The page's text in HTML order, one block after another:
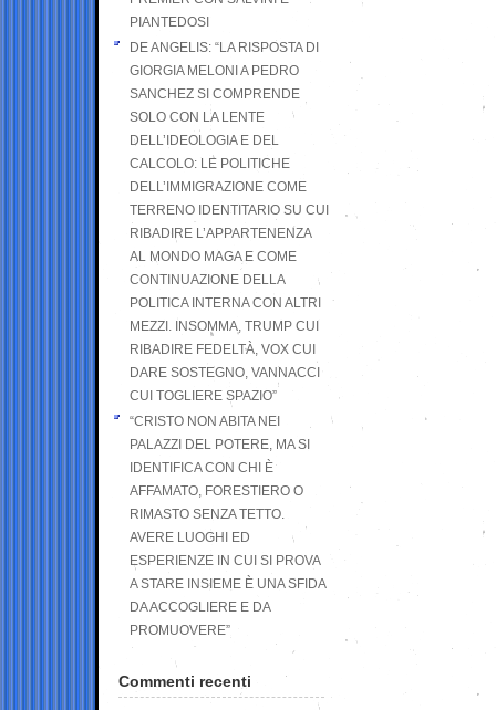
PIANTEDOSI
DE ANGELIS: “LA RISPOSTA DI
GIORGIA MELONI A PEDRO
SANCHEZ SI COMPRENDE
SOLO CON LA LENTE
DELL’IDEOLOGIA E DEL
CALCOLO: LE POLITICHE
DELL’IMMIGRAZIONE COME
TERRENO IDENTITARIO SU CUI
RIBADIRE L’APPARTENENZA
AL MONDO MAGA E COME
CONTINUAZIONE DELLA
POLITICA INTERNA CON ALTRI
MEZZI. INSOMMA, TRUMP CUI
RIBADIRE FEDELTÀ, VOX CUI
DARE SOSTEGNO, VANNACCI
CUI TOGLIERE SPAZIO”
“CRISTO NON ABITA NEI
PALAZZI DEL POTERE, MA SI
IDENTIFICA CON CHI È
AFFAMATO, FORESTIERO O
RIMASTO SENZA TETTO.
AVERE LUOGHI ED
ESPERIENZE IN CUI SI PROVA
A STARE INSIEME È UNA SFIDA
DA ACCOGLIERE E DA
PROMUOVERE”
Commenti recenti